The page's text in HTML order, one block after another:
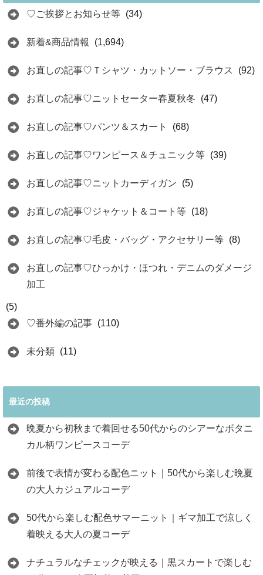
♡ご挨拶とお知らせ等 (34)
新着&商品情報 (1,694)
お直しの記事♡Ｔシャツ・カットソー・ブラウス (92)
お直しの記事♡ニットセーター春夏秋冬 (47)
お直しの記事♡パンツ＆スカート (68)
お直しの記事♡ワンピース＆チュニック等 (39)
お直しの記事♡ニットカーディガン (5)
お直しの記事♡ジャケット＆コート等 (18)
お直しの記事♡毛皮・バッグ・アクセサリー等 (8)
お直しの記事♡ひっかけ・ほつれ・デニムのダメージ
加工
(5)
♡番外編の記事 (110)
未分類 (11)
最近の投稿
晩夏から初秋まで着回せる50代からのシアーなボタニ
カル柄ワンピースコーデ
前後で表情が変わる配色ニット｜50代から楽しむ晩夏
の大人カジュアルコーデ
50代から楽しむ配色サマーニット｜ギマ加工で涼しく
着映える大人の夏コーデ
ナチュラルなチェックが映える｜黒スカートで楽しむ